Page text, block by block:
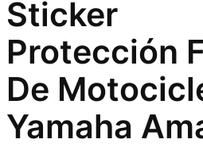
Sticker
Protección
De
Yamaha